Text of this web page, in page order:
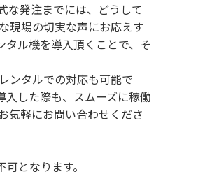
な発注までには、どうして
現場の切実な声にお応えす
タル機を導入頂くことで、そ
ンタルでの対応も可能で
した際も、スムーズに稼働
気軽にお問い合わせくださ
となります。